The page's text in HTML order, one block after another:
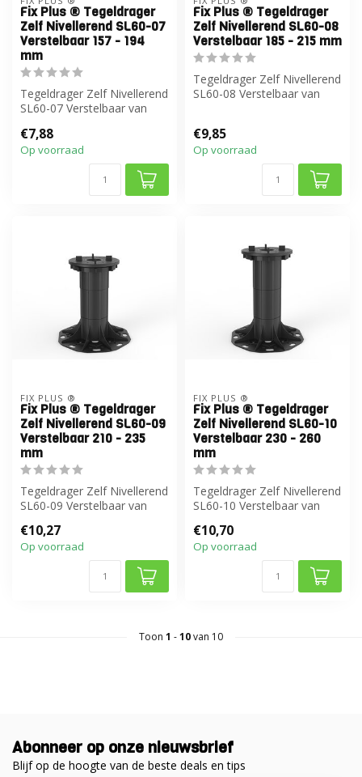
Fix Plus ® Tegeldrager
Zelf Nivellerend SL60-07
Verstelbaar 157 - 194
mm
Tegeldrager Zelf Nivellerend
SL60-07 Verstelbaar van
€7,88
Op voorraad
Fix Plus ® Tegeldrager
Zelf Nivellerend SL60-08
Verstelbaar 185 - 215 mm
Tegeldrager Zelf Nivellerend
SL60-08 Verstelbaar van
€9,85
Op voorraad
FIX PLUS ®
Fix Plus ® Tegeldrager
Zelf Nivellerend SL60-09
Verstelbaar 210 - 235
mm
Tegeldrager Zelf Nivellerend
SL60-09 Verstelbaar van
€10,27
Op voorraad
FIX PLUS ®
Fix Plus ® Tegeldrager
Zelf Nivellerend SL60-10
Verstelbaar 230 - 260
mm
Tegeldrager Zelf Nivellerend
SL60-10 Verstelbaar van
€10,70
Op voorraad
Toon 1 -10van 10
Abonneer op onze nieuwsbrief
Blijf op de hoogte van de beste deals en tips